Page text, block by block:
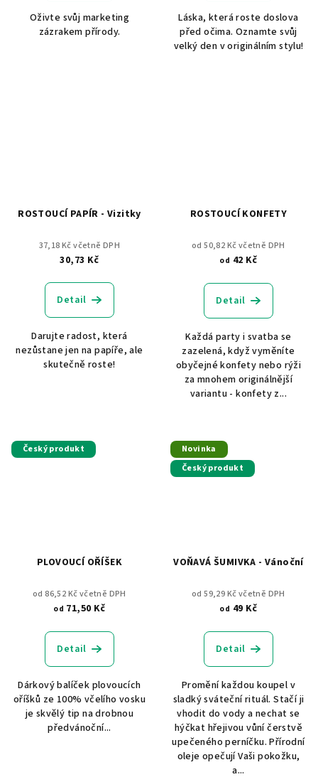
Oživte svůj marketing
zázrakem přírody.
Láska, která roste doslova
před očima. Oznamte svůj
velký den v originálním stylu!
ROSTOUCÍ PAPÍR - Vizitky
37,18 Kč včetně DPH
30,73 Kč
Detail
Darujte radost, která
nezůstane jen na papíře, ale
skutečně roste!
ROSTOUCÍ KONFETY
od 50,82 Kč včetně DPH
od 42 Kč
Detail
Každá party i svatba se
zazelená, když vyměníte
obyčejné konfety nebo rýži
za mnohem originálnější
variantu - konfety z...
Český produkt
PLOVOUCÍ OŘÍŠEK
od 86,52 Kč včetně DPH
od 71,50 Kč
Detail
Dárkový balíček plovoucích
oříšků ze 100% včelího vosku
je skvělý tip na drobnou
předvánoční...
Novinka
Český produkt
VOŇAVÁ ŠUMIVKA - Vánoční
od 59,29 Kč včetně DPH
od 49 Kč
Detail
Promění každou koupel v
sladký sváteční rituál. Stačí ji
vhodit do vody a nechat se
hýčkat hřejivou vůní čerstvě
upečeného perníčku. Přírodní
oleje opečují Vaši pokožku,
a...